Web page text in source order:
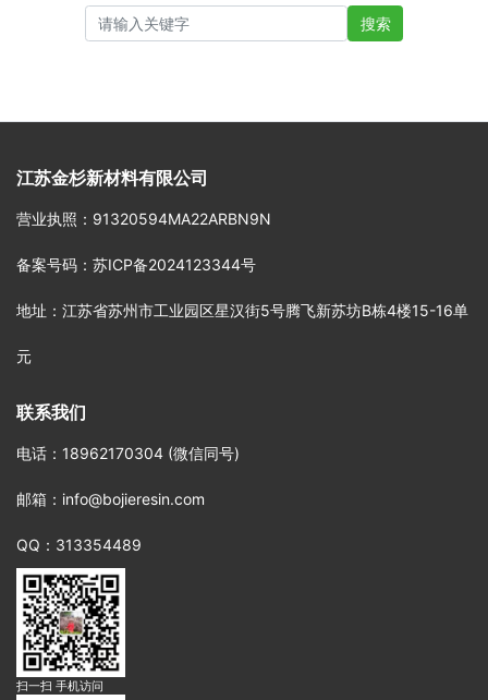
搜索
江苏金杉新材料有限公司
营业执照 ：91320594MA22ARBN9N
备案号码 ： 苏ICP备2024123344号
地址 ：江苏省苏州市工业园区星汉街5号腾飞新苏坊B栋4楼15-16单
元
联系我们
电话 ：18962170304 (微信同号)
邮箱 ：info@bojieresin.com
QQ：313354489
扫一扫 手机访问